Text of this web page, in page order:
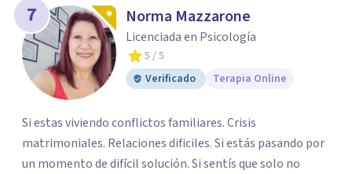
7 Norma Mazzarone
Licenciada en Psicología
5 / 5
Verificado
Terapia Online
Si estas viviendo conflictos familiares. Crisis
matrimoniales. Relaciones dificiles. Si estás pasando por
un momento de difícil solución. Si sentís que solo no